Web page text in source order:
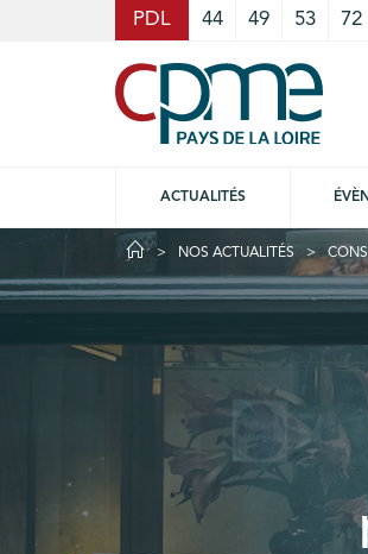
PDL 44 49 53 72
ACTUALITÉS
NOS ACTUALITÉS
Cookies management panel